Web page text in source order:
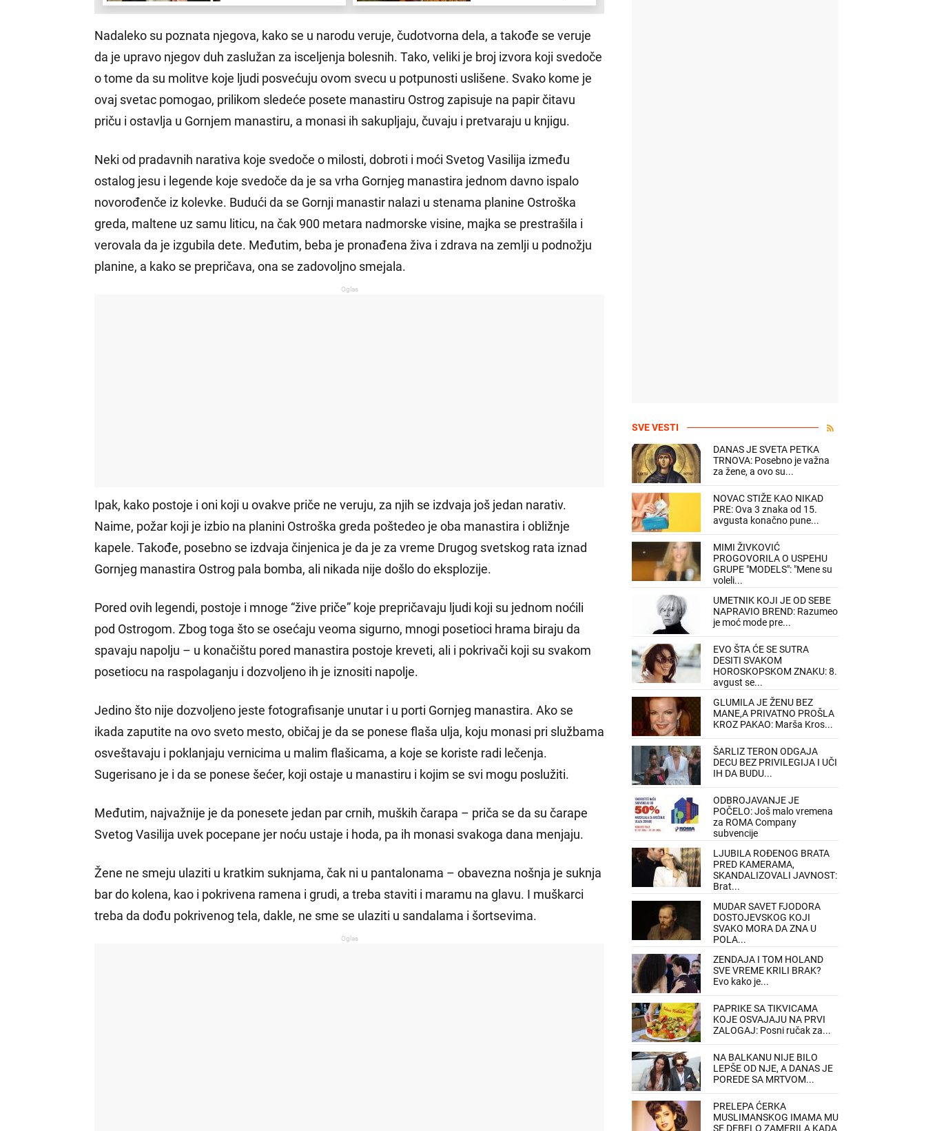
vam je najteže,
setite se ovih reči
sve izgubljeno
Nadaleko su poznata njegova, kako se u narodu veruje, čudotvorna dela, a takođe se veruje
da je upravo njegov duh zaslužan za isceljenja bolesnih. Tako, veliki je broj izvora koji svedoče
o tome da su molitve koje ljudi posvećuju ovom svecu u potpunosti uslišene. Svako kome je
ovaj svetac pomogao, prilikom sledeće posete manastiru Ostrog zapisuje na papir čitavu
priču i ostavlja u Gornjem manastiru, a monasi ih sakupljaju, čuvaju i pretvaraju u knjigu.
Neki od pradavnih narativa koje svedoče o milosti, dobroti i moći Svetog Vasilija između
ostalog jesu i legende koje svedoče da je sa vrha Gornjeg manastira jednom davno ispalo
novorođenče iz kolevke. Budući da se Gornji manastir nalazi u stenama planine Ostroška
greda, maltene uz samu liticu, na čak 900 metara nadmorske visine, majka se prestrašila i
verovala da je izgubila dete. Međutim, beba je pronađena živa i zdrava na zemlji u podnožju
planine, a kako se prepričava, ona se zadovoljno smejala.
Oglas
Ipak, kako postoje i oni koji u ovakve priče ne veruju, za njih se izdvaja još jedan narativ.
Naime, požar koji je izbio na planini Ostroška greda poštedeo je oba manastira i obližnje
kapele. Takođe, posebno se izdvaja činjenica je da je za vreme Drugog svetskog rata iznad
Gornjeg manastira Ostrog pala bomba, ali nikada nije došlo do eksplozije.
Pored ovih legendi, postoje i mnoge “žive priče” koje prepričavaju ljudi koji su jednom noćili
pod Ostrogom. Zbog toga što se osećaju veoma sigurno, mnogi posetioci hrama biraju da
spavaju napolju – u konačištu pored manastira postoje kreveti, ali i pokrivači koji su svakom
posetiocu na raspolaganju i dozvoljeno ih je iznositi napolje.
Jedino što nije dozvoljeno jeste fotografisanje unutar i u porti Gornjeg manastira. Ako se
ikada zaputite na ovo sveto mesto, običaj je da se ponese flaša ulja, koju monasi pri službama
osveštavaju i poklanjaju vernicima u malim flašicama, a koje se koriste radi lečenja.
Sugerisano je i da se ponese šećer, koji ostaje u manastiru i kojim se svi mogu poslužiti.
Međutim, najvažnije je da ponesete jedan par crnih, muških čarapa – priča se da su čarape
Svetog Vasilija uvek pocepane jer noću ustaje i hoda, pa ih monasi svakoga dana menjaju.
Žene ne smeju ulaziti u kratkim suknjama, čak ni u pantalonama – obavezna nošnja je suknja
bar do kolena, kao i pokrivena ramena i grudi, a treba staviti i maramu na glavu. I muškarci
treba da dođu pokrivenog tela, dakle, ne sme se ulaziti u sandalama i šortsevima.
Oglas
SVE VESTI
DANAS JE SVETA PETKA
TRNOVA: Posebno je važna
za žene, a ovo su...
NOVAC STIŽE KAO NIKAD
PRE: Ova 3 znaka od 15.
avgusta konačno pune...
MIMI ŽIVKOVIĆ
PROGOVORILA O USPEHU
GRUPE "MODELS": "Mene su
voleli...
UMETNIK KOJI JE OD SEBE
NAPRAVIO BREND: Razumeo
je moć mode pre...
EVO ŠTA ĆE SE SUTRA
DESITI SVAKOM
HOROSKOPSKOM ZNAKU: 8.
avgust se...
GLUMILA JE ŽENU BEZ
MANE,A PRIVATNO PROŠLA
KROZ PAKAO: Marša Kros...
ŠARLIZ TERON ODGAJA
DECU BEZ PRIVILEGIJA I UČI
IH DA BUDU...
ODBROJAVANJE JE
POČELO: Još malo vremena
za ROMA Company
subvencije
LJUBILA ROĐENOG BRATA
PRED KAMERAMA,
SKANDALIZOVALI JAVNOST:
Brat...
MUDAR SAVET FJODORA
DOSTOJEVSKOG KOJI
SVAKO MORA DA ZNA U
POLA...
ZENDAJA I TOM HOLAND
SVE VREME KRILI BRAK?
Evo kako je...
PAPRIKE SA TIKVICAMA
KOJE OSVAJAJU NA PRVI
ZALOGAJ: Posni ručak za...
NA BALKANU NIJE BILO
LEPŠE OD NJE, A DANAS JE
POREDE SA MRTVOM...
PRELEPA ĆERKA
MUSLIMANSKOG IMAMA MU
SE DEBELO ZAMERILA KADA